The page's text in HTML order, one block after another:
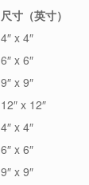
尺寸（英寸）
4″ x 4″
6″ x 6″
9″ x 9″
12″ x 12″
4″ x 4″
6″ x 6″
9″ x 9″